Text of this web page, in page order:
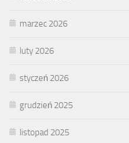
marzec 2026
luty 2026
styczeń 2026
grudzień 2025
listopad 2025